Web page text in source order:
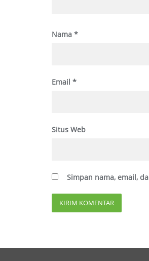
Nama *
Email *
Situs Web
Simpan nama, email,